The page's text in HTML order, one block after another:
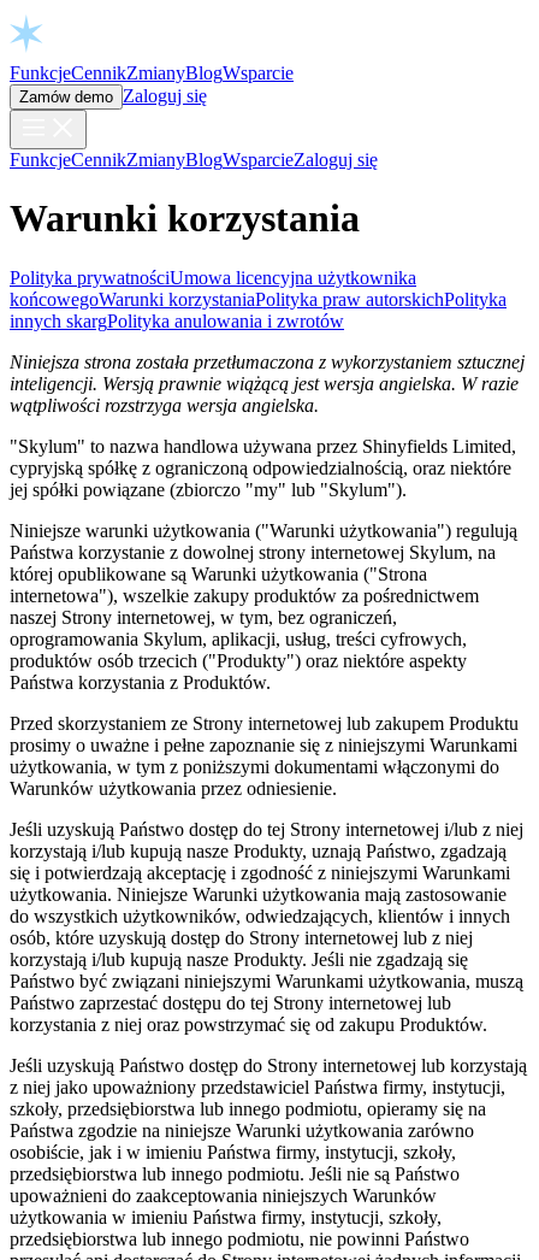
Open chat
FunkcjeCennikZmianyBlogWsparcie
Zamów demo Zaloguj się
FunkcjeCennikZmianyBlogWsparcieZaloguj się
Warunki korzystania
Polityka prywatnościUmowa licencyjna użytkownika
końcowegoWarunki korzystaniaPolityka praw autorskichPolityka
innych skargPolityka anulowania i zwrotów
Niniejsza strona została przetłumaczona z wykorzystaniem sztucznej
inteligencji. Wersją prawnie wiążącą jest wersja angielska. W razie
wątpliwości rozstrzyga wersja angielska.
"Skylum" to nazwa handlowa używana przez Shinyfields Limited,
cypryjską spółkę z ograniczoną odpowiedzialnością, oraz niektóre
jej spółki powiązane (zbiorczo "my" lub "Skylum").
Niniejsze warunki użytkowania ("Warunki użytkowania") regulują
Państwa korzystanie z dowolnej strony internetowej Skylum, na
której opublikowane są Warunki użytkowania ("Strona
internetowa"), wszelkie zakupy produktów za pośrednictwem
naszej Strony internetowej, w tym, bez ograniczeń,
oprogramowania Skylum, aplikacji, usług, treści cyfrowych,
produktów osób trzecich ("Produkty") oraz niektóre aspekty
Państwa korzystania z Produktów.
Przed skorzystaniem ze Strony internetowej lub zakupem Produktu
prosimy o uważne i pełne zapoznanie się z niniejszymi Warunkami
użytkowania, w tym z poniższymi dokumentami włączonymi do
Warunków użytkowania przez odniesienie.
Jeśli uzyskują Państwo dostęp do tej Strony internetowej i/lub z niej
korzystają i/lub kupują nasze Produkty, uznają Państwo, zgadzają
się i potwierdzają akceptację i zgodność z niniejszymi Warunkami
użytkowania. Niniejsze Warunki użytkowania mają zastosowanie
do wszystkich użytkowników, odwiedzających, klientów i innych
osób, które uzyskują dostęp do Strony internetowej lub z niej
korzystają i/lub kupują nasze Produkty. Jeśli nie zgadzają się
Państwo być związani niniejszymi Warunkami użytkowania, muszą
Państwo zaprzestać dostępu do tej Strony internetowej lub
korzystania z niej oraz powstrzymać się od zakupu Produktów.
Jeśli uzyskują Państwo dostęp do Strony internetowej lub korzystają
z niej jako upoważniony przedstawiciel Państwa firmy, instytucji,
szkoły, przedsiębiorstwa lub innego podmiotu, opieramy się na
Państwa zgodzie na niniejsze Warunki użytkowania zarówno
osobiście, jak i w imieniu Państwa firmy, instytucji, szkoły,
przedsiębiorstwa lub innego podmiotu. Jeśli nie są Państwo
upoważnieni do zaakceptowania niniejszych Warunków
użytkowania w imieniu Państwa firmy, instytucji, szkoły,
przedsiębiorstwa lub innego podmiotu, nie powinni Państwo